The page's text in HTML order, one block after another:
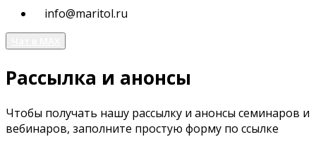
info@maritol.ru
Рассылка и анонсы
Чтобы получать нашу рассылку и анонсы семинаров и
вебинаров, заполните простую форму по ссылке